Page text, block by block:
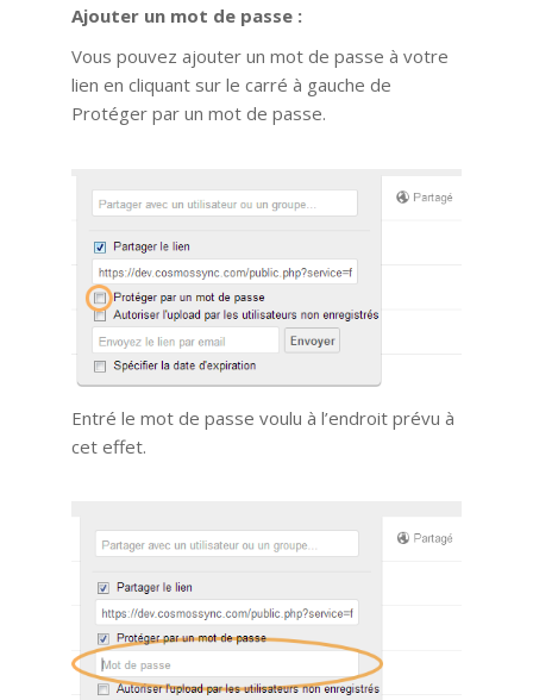
Ajouter un mot de passe :
Vous pouvez ajouter un mot de passe à votre
lien en cliquant sur le carré à gauche de
Protéger par un mot de passe.
Entré le mot de passe voulu à l’endroit prévu à
cet effet.